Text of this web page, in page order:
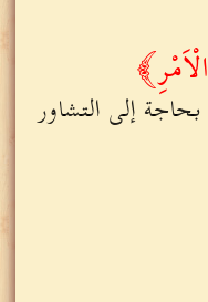
﴾
نفسي بحاجة إلى التشاور